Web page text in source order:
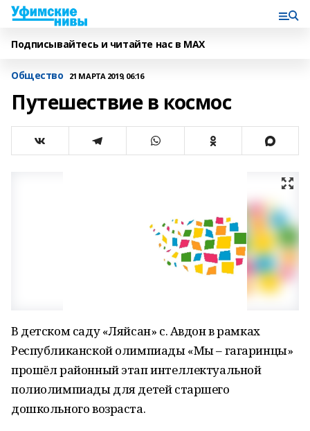
Подписывайтесь и читайте нас в MAX
Общество 21 МАРТА 2019, 06:16
Путешествие в космос
В детском саду «Ляйсан» с. Авдон в рамках
Республиканской олимпиады «Мы – гагаринцы»
прошёл районный этап интеллектуальной
полиолимпиады для детей старшего
дошкольного возраста.